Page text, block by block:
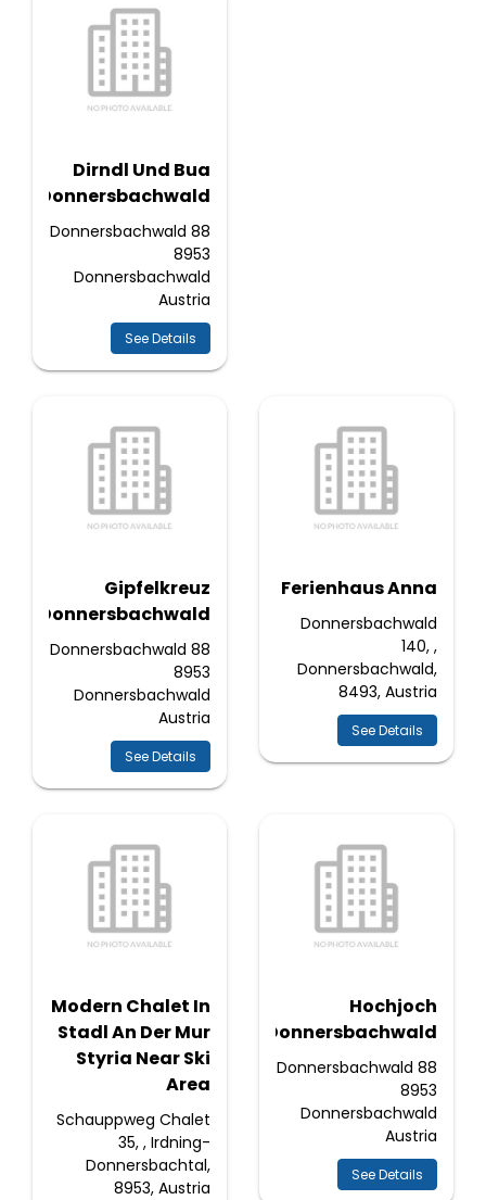
Dirndl Und Bua
Donnersbachwald
Donnersbachwald 88
8953
Donnersbachwald
Austria
See Details
Ferienhaus Anna
Donnersbachwald
140, ,
Donnersbachwald,
8493, Austria
See Details
Gipfelkreuz
Donnersbachwald
Donnersbachwald 88
8953
Donnersbachwald
Austria
See Details
Hochjoch
Donnersbachwald
Donnersbachwald 88
8953
Donnersbachwald
Austria
See Details
Modern Chalet In
Stadl An Der Mur
Styria Near Ski
Area
Schauppweg Chalet
35, , Irdning-
Donnersbachtal,
8953, Austria